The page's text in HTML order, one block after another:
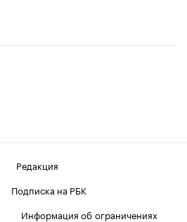
Редакция
Подписка на РБК
Информация об ограничениях